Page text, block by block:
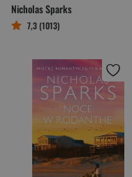
Nicholas Sparks
7,3 (1013)